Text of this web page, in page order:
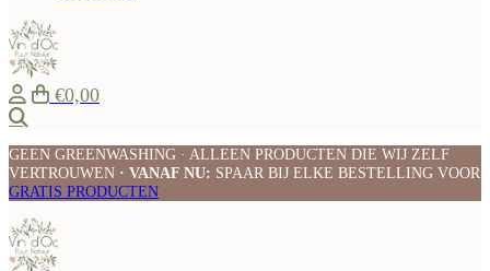
€0,00
GEEN GREENWASHING · ALLEEN PRODUCTEN DIE WIJ ZELF
VERTROUWEN · VANAF NU: SPAAR BIJ ELKE BESTELLING VOOR
GRATIS PRODUCTEN